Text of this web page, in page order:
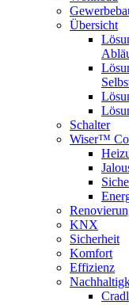
Übersicht
Schalter
Wiser™
KNX
Sicherheit
Komfort
Effizienz